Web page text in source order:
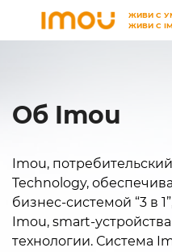
ЖИВИ С
ЖИВИ С
Об Imou
Imou,
Technology,
бизнес-системой “3 в
Imou, smart-
технологии. Система